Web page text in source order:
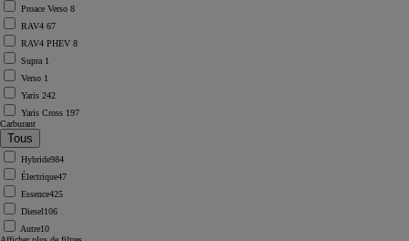
Proace Verso 8
RAV4 67
RAV4 PHEV 8
Supra 1
Verso 1
Yaris 242
Yaris Cross 197
Carburant
Hybride984
Électrique47
Essence425
Diesel106
Autre10